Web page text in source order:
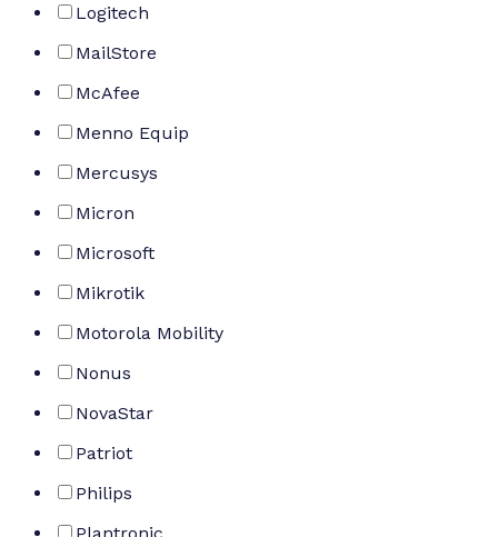
Logitech
MailStore
McAfee
Menno Equip
Mercusys
Micron
Microsoft
Mikrotik
Motorola Mobility
Nonus
NovaStar
Patriot
Philips
Plantronic